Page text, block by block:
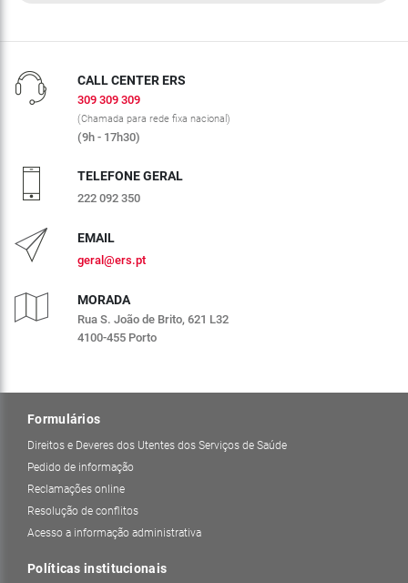
CALL CENTER ERS
309 309 309
(Chamada para rede fixa nacional)
(9h - 17h30)
TELEFONE GERAL
222 092 350
EMAIL
geral@ers.pt
MORADA
Rua S. João de Brito, 621 L32
4100-455 Porto
Formulários
Direitos e Deveres dos Utentes dos Serviços de Saúde
Pedido de informação
Reclamações online
Resolução de conflitos
Acesso a informação administrativa
Políticas institucionais